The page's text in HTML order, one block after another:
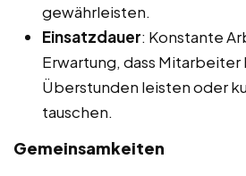
gewährleisten.
Einsatzdauer: Konstante
Erwartung, dass
Überstunden leisten oder
tauschen.
Gemeinsamkeiten